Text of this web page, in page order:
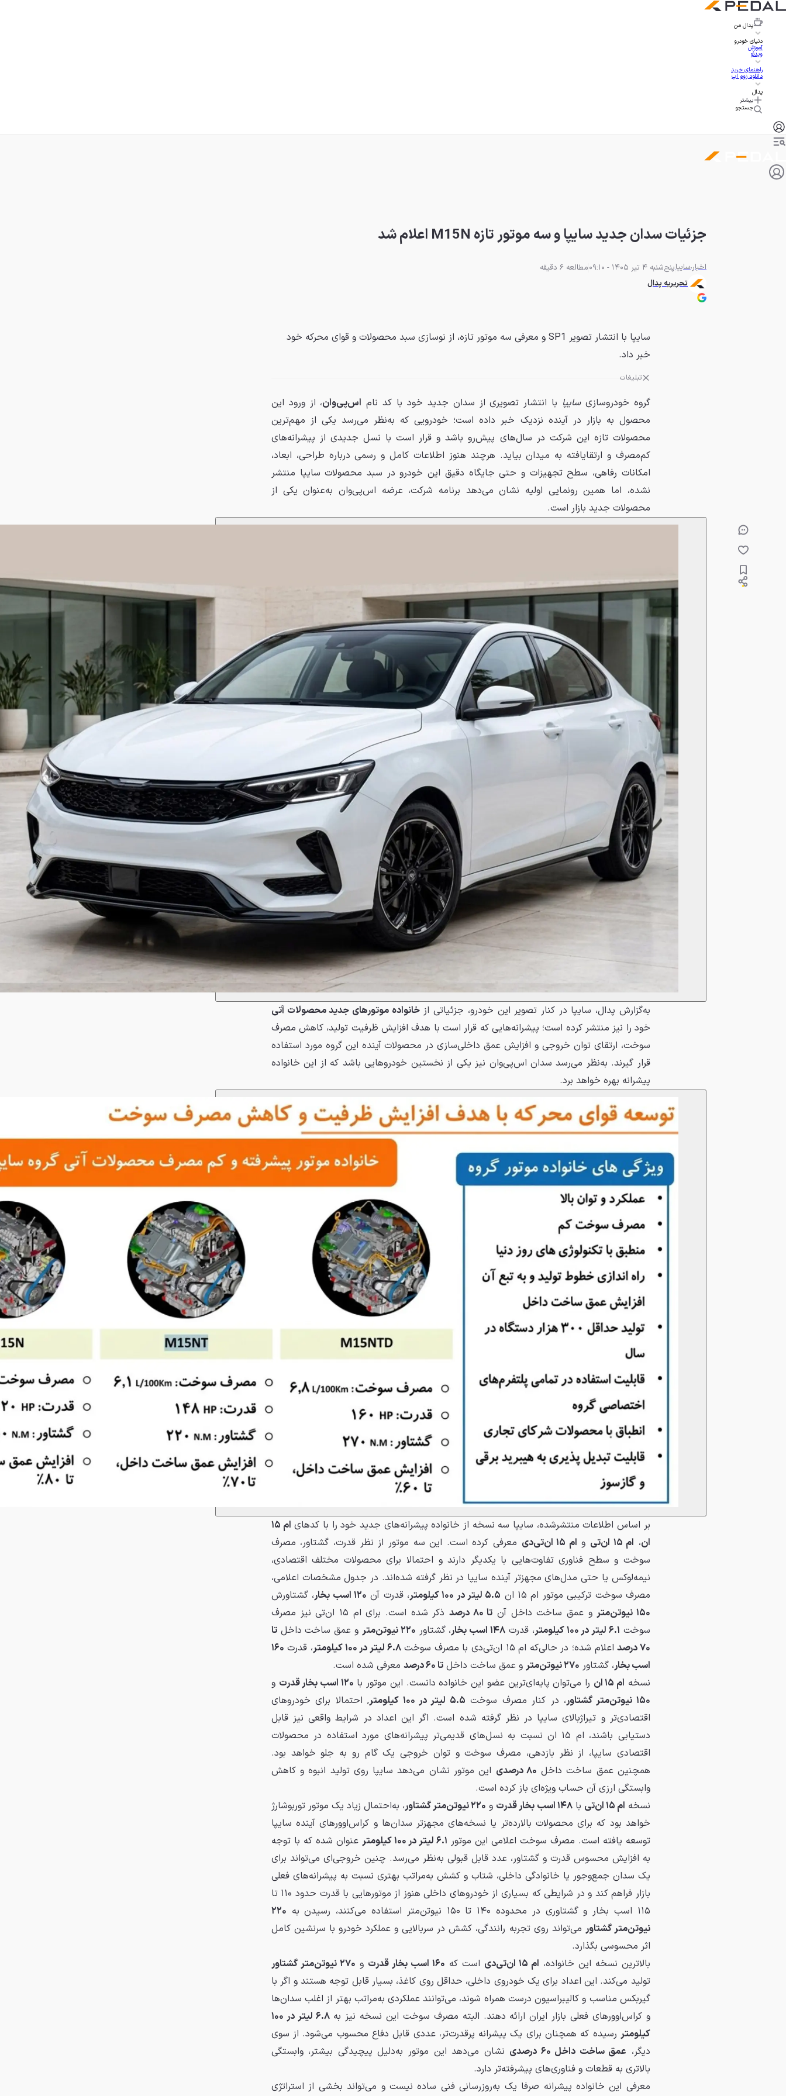
پدال من
دنیای خودرو
آموزش
ویدئو
راهنمای خرید
دانلود زوم اپ
پدال
بیشتر
جستجو
جزئیات سدان جدید سایپا و سه موتور تازه M15N اعلام شد
اخبارسایپاپنج‌شنبه 4 تیر 1405 - 09:10
مطالعه 6 دقیقه
تحریریه پدال
سایپا با انتشار تصویر SP1 و معرفی سه موتور تازه، از نوسازی سبد محصولات و قوای محرکه خود
خبر داد.
تبلیغات
گروه خودروسازیسایپا با انتشار تصویری از سدان جدید خود با کد نام اس‌پی‌وان، از ورود این
محصول به بازار در آینده نزدیک خبر داده است؛ خودرویی که به‌نظر می‌رسد یکی از مهم‌ترین
محصولات تازه این شرکت در سال‌های پیش‌رو باشد و قرار است با نسل جدیدی از پیشرانه‌های
کم‌مصرف و ارتقایافته به میدان بیاید. هرچند هنوز اطلاعات کامل و رسمی درباره طراحی، ابعاد،
امکانات رفاهی، سطح تجهیزات و حتی جایگاه دقیق این خودرو در سبد محصولات سایپا منتشر
نشده، اما همین رونمایی اولیه نشان می‌دهد برنامه شرکت، عرضه اس‌پی‌وان به‌عنوان یکی از
محصولات جدید بازار است.
به‌گزارش پدال، سایپا در کنار تصویر این خودرو، جزئیاتی ازخانواده موتورهای جدید محصولات آتی
خود را نیز منتشر کرده است؛ پیشرانه‌هایی که قرار است با هدف افزایش ظرفیت تولید، کاهش مصرف
سوخت، ارتقای توان خروجی و افزایش عمق داخلی‌سازی در محصولات آینده این گروه مورد استفاده
قرار گیرند. به‌نظر می‌رسد سدان اس‌پی‌وان نیز یکی از نخستین خودروهایی باشد که از این خانواده
پیشرانه بهره خواهد برد.
بر اساس اطلاعات منتشرشده، سایپا سه نسخه از خانواده پیشرانه‌های جدید خود را با کدهای
ام ۱۵
ان، ام ۱۵ ان‌تی و ام ۱۵ ان‌تی‌دی
معرفی کرده است. این سه موتور از نظر قدرت، گشتاور، مصرف
سوخت و سطح فناوری تفاوت‌هایی با یکدیگر دارند و احتمالا برای محصولات مختلف اقتصادی،
نیمه‌لوکس یا حتی مدل‌های مجهزتر آینده سایپا در نظر گرفته شده‌اند. در جدول مشخصات اعلامی،
مصرف سوخت ترکیبی موتور ام ۱۵ ان
۵.۵ لیتر در ۱۰۰ کیلومتر ، قدرت آن ۱۲۰ اسب بخار
، گشتاورش
۱۵۰ نیوتن‌متر
و عمق ساخت داخل آن تا ۸۰ درصد
ذکر شده است. برای ام ۱۵ ان‌تی نیز مصرف
سوخت ۶.۱ لیتر در ۱۰۰ کیلومتر ، قدرت ۱۴۸ اسب بخار ، گشتاور ۲۲۰ نیوتن‌متر و عمق ساخت داخلتا
۷۰ درصد
اعلام شده؛ در حالی‌که ام ۱۵ ان‌تی‌دی با مصرف سوخت ۶.۸ لیتر در ۱۰۰ کیلومتر ، قدرت ۱۶۰
اسب بخار، گشتاور ۲۷۰ نیوتن‌متر و عمق ساخت داخلتا ۶۰ درصد
معرفی شده است.
نسخه ام ۱۵ ان را می‌توان پایه‌ای‌ترین عضو این خانواده دانست. این موتور با ۱۲۰ اسب بخار قدرت
و
۱۵۰ نیوتن‌متر گشتاور
، در کنار مصرف سوخت ۵.۵ لیتر در ۱۰۰ کیلومتر
, احتمالا برای خودروهای
اقتصادی‌تر و تیراژبالای سایپا در نظر گرفته شده است. اگر این اعداد در شرایط واقعی نیز قابل
دستیابی باشند، ام ۱۵ ان نسبت به نسل‌های قدیمی‌تر پیشرانه‌های مورد استفاده در محصولات
اقتصادی سایپا، از نظر بازدهی، مصرف سوخت و توان خروجی یک گام رو به جلو خواهد بود.
همچنین عمق ساخت داخل ۸۰ درصدی
این موتور نشان می‌دهد سایپا روی تولید انبوه و کاهش
وابستگی ارزی آن حساب ویژه‌ای باز کرده است.
نسخه ام ۱۵ ان‌تی با۱۴۸ اسب بخار قدرت و ۲۲۰ نیوتن‌متر گشتاور
، به‌احتمال زیاد یک موتور توربوشارژ
خواهد بود که برای محصولات بالارده‌تر یا نسخه‌های مجهزتر سدان‌ها و کراس‌اوورهای آینده سایپا
توسعه یافته است. مصرف سوخت اعلامی این موتور ۶.۱ لیتر در ۱۰۰ کیلومتر
عنوان شده که با توجه
به افزایش محسوس قدرت و گشتاور، عدد قابل قبولی به‌نظر می‌رسد. چنین خروجی‌ای می‌تواند برای
یک سدان جمع‌وجور یا خانوادگی داخلی، شتاب و کشش به‌مراتب بهتری نسبت به پیشرانه‌های فعلی
بازار فراهم کند و در شرایطی که بسیاری از خودروهای داخلی هنوز از موتورهایی با قدرت حدود ۱۱۰ تا
۱۱۵ اسب بخار و گشتاوری در محدوده ۱۴۰ تا ۱۵۰ نیوتن‌متر استفاده می‌کنند، رسیدن به
۲۲۰
نیوتن‌متر گشتاور می‌تواند روی تجربه رانندگی، کشش در سربالایی و عملکرد خودرو با سرنشین کامل
اثر محسوسی بگذارد.
بالاترین نسخه این خانواده، ام ۱۵ ان‌تی‌دی است که ۱۶۰ اسب بخار قدرت و ۲۷۰ نیوتن‌متر گشتاور
تولید می‌کند. این اعداد برای یک خودروی داخلی، حداقل روی کاغذ، بسیار قابل توجه هستند و اگر با
گیربکس مناسب و کالیبراسیون درست همراه شوند، می‌توانند عملکردی به‌مراتب بهتر از اغلب سدان‌ها
و کراس‌اوورهای فعلی بازار ایران ارائه دهند. البته مصرف سوخت این نسخه نیز به
۶.۸ لیتر در ۱۰۰
کیلومتر رسیده که همچنان برای یک پیشرانه پرقدرت‌تر، عددی قابل دفاع محسوب می‌شود. از سوی
دیگر، عمق ساخت داخل ۶۰ درصدی
نشان می‌دهد این موتور به‌دلیل پیچیدگی بیشتر، وابستگی
بالاتری به قطعات و فناوری‌های پیشرفته‌تر دارد.
معرفی این خانواده پیشرانه صرفا یک به‌روزرسانی فنی ساده نیست و می‌تواند بخشی از استراتژی